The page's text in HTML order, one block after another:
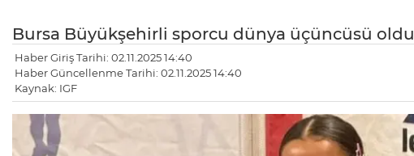
Bursa Büyükşehirli sporcu dünya üçüncüsü oldu
Haber Giriş Tarihi: 02.11.2025 14:40
Haber Güncellenme Tarihi: 02.11.2025 14:40
Kaynak: IGF